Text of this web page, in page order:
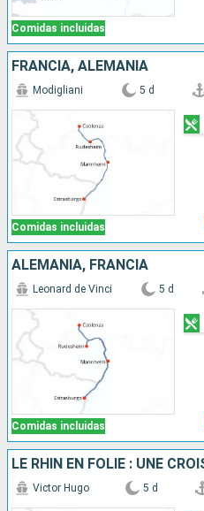
Comidas incluidas
FRANCIA, ALEMANIA
Comidas incluidas
Modigliani 5 d
ALEMANIA, FRANCIA
Comidas incluidas
Leonard de Vinci 5 d
Victor Hugo 5 d